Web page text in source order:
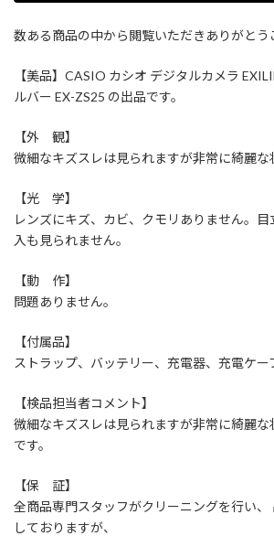
数ある商品の中から閲覧いただきありがとう
【美品】CASIO カシオ デジタルカメラ
ルバー EX-ZS25 の出品です。
【外 観】
微細なキズスレは見られますが非常に綺麗な
【光 学】
レンズにキズ、カビ、クモリありません。
入も見られません。
【動 作】
問題ありません。
【付属品】
ストラップ、バッテリー、充電器、充電ケー
【検品担当者コメント】
微細なキズスレは見られますが非常に綺麗な
です。
【保 証】
全商品専門スタッフがクリーニングを行い
しておりますが、